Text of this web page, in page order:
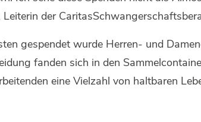
Leiterin der
gespendet wurde Herren- und
fanden sich in den
eine Vielzahl von haltbaren